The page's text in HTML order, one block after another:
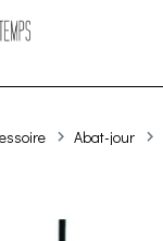
Abat-jour